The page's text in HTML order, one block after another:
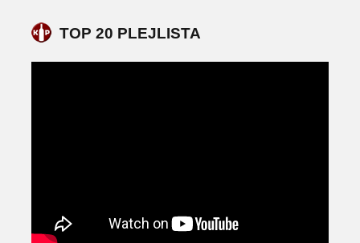
TOP 20 PLEJLISTA